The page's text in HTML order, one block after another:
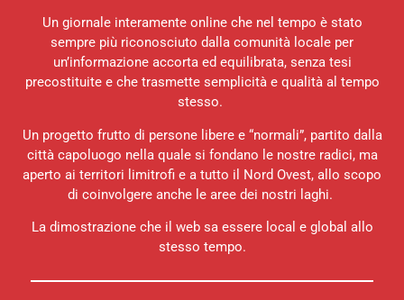
Un giornale interamente online che nel tempo è stato
sempre più riconosciuto dalla comunità locale per
un’informazione accorta ed equilibrata, senza tesi
precostituite e che trasmette semplicità e qualità al tempo
stesso.
Un progetto frutto di persone libere e “normali”, partito dalla
città capoluogo nella quale si fondano le nostre radici, ma
aperto ai territori limitrofi e a tutto il Nord Ovest, allo scopo
di coinvolgere anche le aree dei nostri laghi.
La dimostrazione che il web sa essere local e global allo
stesso tempo.